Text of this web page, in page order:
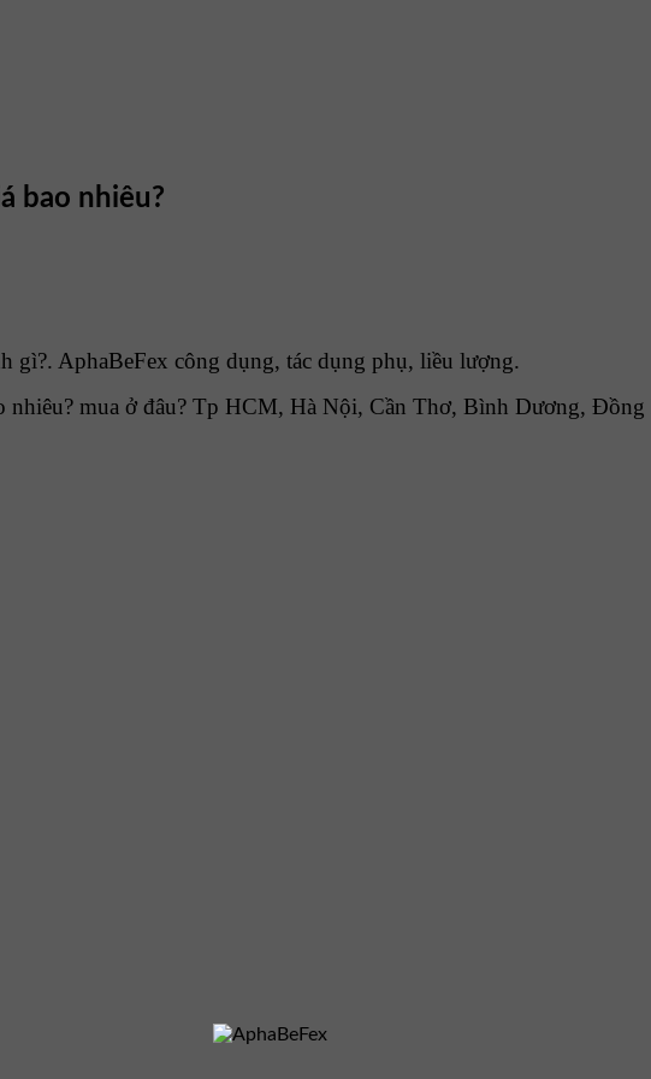
bao nhiêu?
gì?. AphaBeFex công dụng, tác dụng phụ, liều lượng.
mua ở đâu? Tp HCM, Hà Nội, Cần Thơ, Bình Dương,